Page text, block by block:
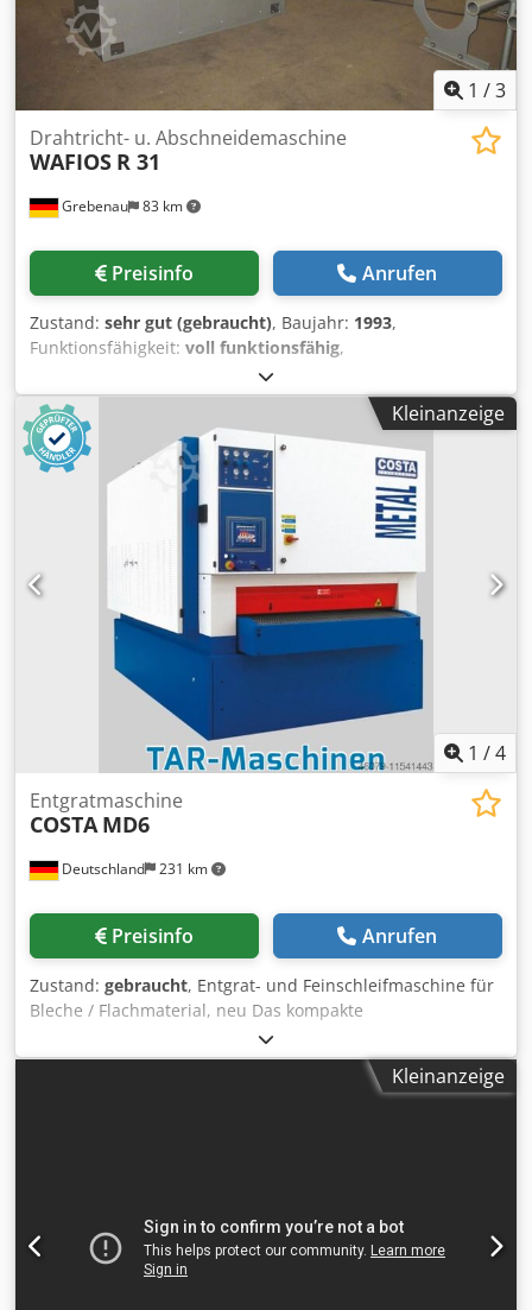
1 /3
Grebenau 83 km
Drahtricht- u. Abschneidemaschine
WAFIOS R 31
Preisinfo Anrufen
Zustand: sehr gut (gebraucht), Baujahr: 1993,
Funktionsfähigkeit: voll funktionsfähig,
Drahtdurchmesserbereich: 1,5 - 7,0 mm
Abschnittslaengen: max. 2.000 mm Crsdpfxjzlqxlo Ahlef
Vorschubgeschwindigkeit: 5 - 120 mter./min. Kleinanzeige
1 /4
Deutschland 231 km
Entgratmaschine
COSTA MD6
Preisinfo Anrufen
Zustand: gebraucht, Entgrat- und Feinschleifmaschine für
Bleche / Flachmaterial, neu Das kompakte
Bearbeitungszentrum für das Entgraten, Entschlacken,
Entrosten, Oxidschichtentfernen, Kantenverrunden,
Feinschleifen bis hin zum Polieren von Metalloberflächen.
2620 mm Standardmäßig mit Vakuumhaltesystem, optional
mit Magnethaltesystem Durch die Verwendung von 2620
mm langen Schleifbändern erhalten Sie eine gleichmäßig
Kleinanzeige